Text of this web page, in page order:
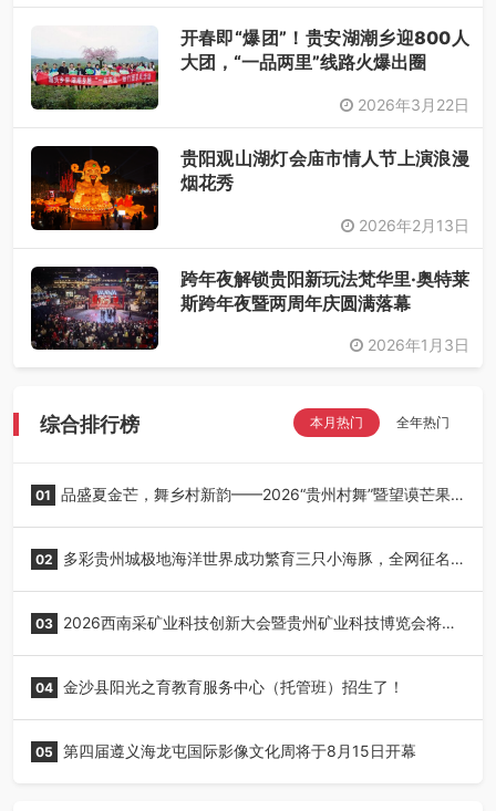
开春即“爆团”！贵安湖潮乡迎800人
大团，“一品两里”线路火爆出圈
2026年3月22日
贵阳观山湖灯会庙市情人节上演浪漫
烟花秀
2026年2月13日
跨年夜解锁贵阳新玩法梵华里·奥特莱
斯跨年夜暨两周年庆圆满落幕
2026年1月3日
综合排行榜 本月热门 全年热门
01 品盛夏金芒，舞乡村新韵——2026“贵州村舞”暨望谟芒果
02 多彩贵州城极地海洋世界成功繁育三只小海豚，全网征名
03 2026西南采矿业科技创新大会暨贵州矿业科技博览会将在
04 金沙县阳光之育教育服务中心（托管班）招生了！
05 第四届遵义海龙屯国际影像文化周将于8月15日开幕